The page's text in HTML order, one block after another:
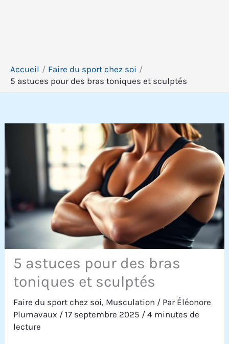
Accueil
Faire du sport chez soi
5 astuces pour des bras toniques et sculptés
5 astuces pour des bras
toniques et sculptés
Faire du sport chez soi, Musculation / Par Éléonore
Plumavaux /17 septembre 2025 /4 minutes de
lecture